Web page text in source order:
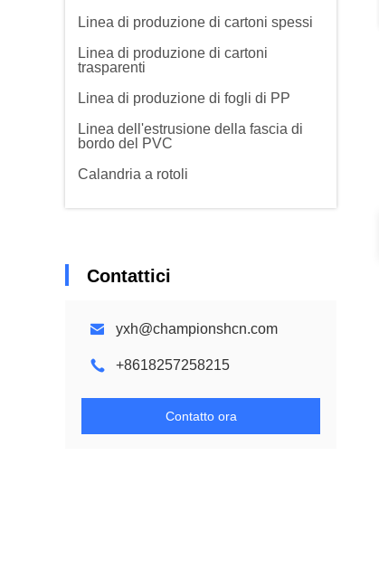
Linea di produzione di cartoni spessi
Linea di produzione di cartoni
trasparenti
Linea di produzione di fogli di PP
Linea dell'estrusione della fascia di
bordo del PVC
Calandria a rotoli
Contattici
yxh@championshcn.com
+8618257258215
Contatto ora